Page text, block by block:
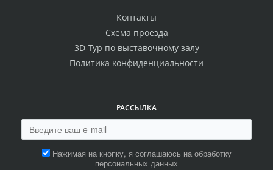
Контакты
Схема проезда
3D-Тур по выставочному залу
Политика конфиденциальности
РАССЫЛКА
Нажимая на кнопку, я соглашаюсь на обработку
персональных данных